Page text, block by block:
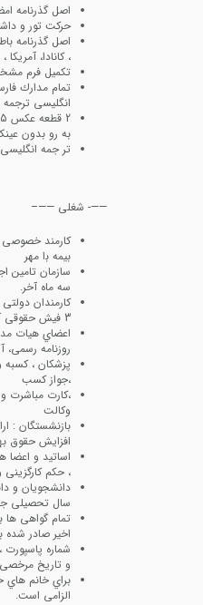
اﺻﻞ ﮔﺬرﻧﺎﻣﻪ اﻣﻀﺎء ﺷﺪه
ﺣﺮﮐﺖ ﺗﻮر و
اﺻﻞ ﮔﺬرﻧﺎﻣﻪ
، ﮐﺎﻧﺎدا،
ﺗﮑﻤﯿﻞ ﻓﺮم
ﺗﻤﺎم ﻣﺪارك
اﻧﮕﻠﯿﺴﯽ
ﺑﻪ رو ﺑﺪون
ﺗﺮ ﺟﻤﻪ
——- شغلی ——–
ﮐﺎرﻣﻨﺪ ﺧﺼﻮﺻﯽ
ﺑﯿﻤﻪ ﺑا مهر
ﺳﻪ ﻣﺎه آﺧﺮ.
ﮐﺎرﻣﻨﺪان
3 ﻓﯿﺶ ﺣﻘﻮﻗﯽ آﺧﺮ.
اﻋﻀﺎي ﻫﯿﺎت
روزﻧﺎﻣﻪ
ﭘﺰﺷﮑﺎن ،
،ﺟﻮاز ﮐﺴﺐ
،ﮐﺎرت ﻣﺒﺎﺷﺮت و
وکالت
ﺑﺎزﻧﺸﺴﺘﮕﺎن :
اﻓﺰاﯾﺶ ﺣﻘﻮق ﺑﻬﻤﺮاه 3 ﻓﯿﺶ
اﺳﺎﺗﯿﺪ و اﻋﻀﺎ
، ﺣﮑﻢ ﮐﺎرﮔﺰﯾﻨﯽ و 3 ﻓﯿﺶ ﺣﻘﻮﻗﯽ ﺳﻪ ﻣﺎه
داﻧﺸﺠﻮﯾﺎن و
ﺳﺎل ﺗﺤﺼﯿﻠﯽ
ﺗﻤﺎم ﮔﻮاﻫﯽ ﻫﺎ
اﺧﯿﺮ ﺻﺎدر
ﺷﻤﺎره
و ﺗﺎرﯾﺦ
ﺑﺮاي ﺧﺎﻧﻢ ﻫﺎي
اﻟﺰاﻣﯽ اﺳﺖ.